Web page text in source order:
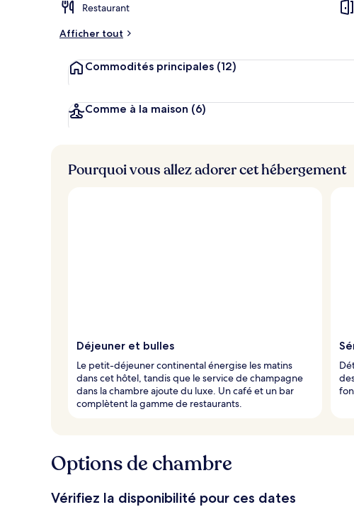
Restaurant
Afficher tout
Commodités principales (12)
Comme à la maison (6)
Pourquoi vous allez adorer cet hébergement
Déjeuner et bulles
Le petit-déjeuner continental énergise les matins
dans cet hôtel, tandis que le service de champagne
dans la chambre ajoute du luxe. Un café et un bar
complètent la gamme de restaurants.
Options de chambre
Vérifiez la disponibilité pour ces dates